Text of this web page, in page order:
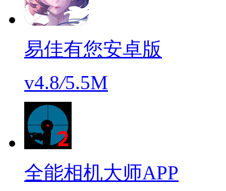
易佳有您安卓版
v4.8/5.5M
全能相机大师APP